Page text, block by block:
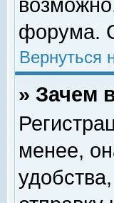
форума.
Вернуться
» Зачем
менее,